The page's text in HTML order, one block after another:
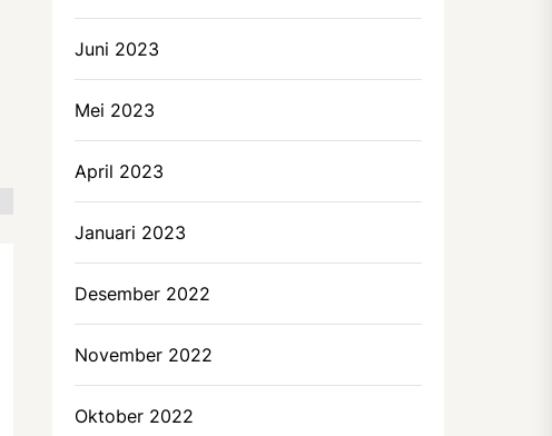
Juni 2023
Mei 2023
April 2023
Januari 2023
Desember 2022
November 2022
Oktober 2022